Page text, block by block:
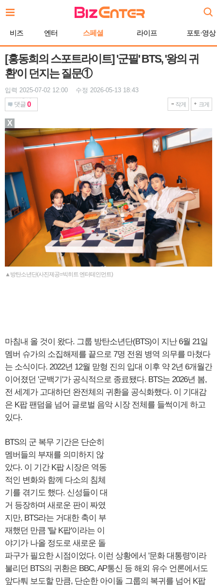
문
기
비즈 엔터 스페셜 라이프 포토·영상
[홍동희의 스포트라이트] '군필' BTS, '왕의 귀
환'이 던지는 질문①
입력 2025-07-02 12:00 수정 2026-05-13 18:43
댓글 0 작게 크게
▲방탄소년단(사진제공=빅히트 엔터테인먼트)
마침내 올 것이 왔다. 그룹 방탄소년단(BTS)이 지난 6월 21일
멤버 슈가의 소집해제를 끝으로 7명 전원 병역 의무를 마쳤다
는 소식이다. 2022년 12월 맏형 진의 입대 이후 약 2년 6개월간
이어졌던 '군백기'가 공식적으로 종료됐다. BTS는 2026년 봄,
전 세계가 고대하던 완전체의 귀환을 공식화했다. 이 기대감
은 K팝 팬덤을 넘어 글로벌 음악 시장 전체를 들썩이게 하고
있다.
BTS의 군 복무 기간은 단순히
멤버들의 부재를 의미하지 않
았다. 이 기간 K팝 시장은 역동
적인 변화와 함께 다소의 침체
기를 겪기도 했다. 신성들이 대
거 등장하며 새로운 판이 짜였
지만, BTS라는 거대한 축이 부
재했던 만큼 '탈 K팝'이라는 이
야기가 나올 정도로 새로운 돌
파구가 필요한 시점이었다. 이런 상황에서 '문화 대통령'이라
불리던 BTS의 귀환은 BBC, AP통신 등 해외 유수 언론에서도
앞다퉈 보도할 만큼, 단순한 아이돌 그룹의 복귀를 넘어 K팝
X